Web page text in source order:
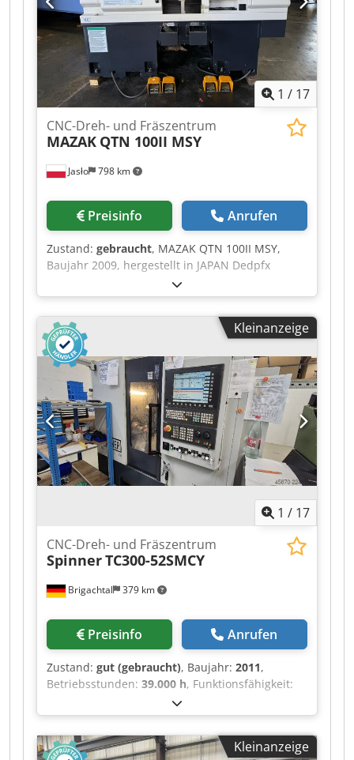
korrigiert/eingestellt Maschinen unter Strom zu
besichtigen – bzw. Video verfügbar Lieferzeit ca.
4 Wochen ab Bestellung
1 / 17
Jasło 798 km
CNC-Dreh- und Fräszentrum
MAZAK QTN 100II MSY
Preisinfo Anrufen
Zustand: gebraucht, MAZAK QTN 100II MSY,
Baujahr 2009, hergestellt in JAPAN Dedpfx
Aiszrkztj Tjkr Maximaler Drehdurchmesser: 280
mm Spindel, maximal 6000 U/min 2 Stück
Hainbuch-Spannfuttersysteme
Spindeldurchgang: 45 mm Werkzeugkopf für 12
Werkzeuge Gegenspindel, maximal 6000 U/min
Werkzeugmesssonde Teilefänger
Schnittstellensystem für Stangenladevorrichtung
Achsenbewegungen: X-185 mm Y-100 (+/- 50)
mm Z-455 mm W-460 mm Im Lieferumfang
enthalten: - 8 Standardspannfutter - 4
angetriebene Spannfutter (2/2) - Dokumentation
- Späneförderer
Kleinanzeige
1 / 17
Brigachtal 379 km
CNC-Dreh- und Fräszentrum
SpinnerTC300-52SMCY
Preisinfo Anrufen
Zustand: gut (gebraucht), Baujahr: 2011,
Betriebsstunden: 39.000 h, Funktionsfähigkeit:
, Steuerung Siemens 840D,
52mm Spindeldurchlass, 12-fach-Revolver, VDI
30, Y-Achse, Gegenspindel, Werkzeugmessarm,
Späneförderer, Dkjdezrhwropfx Ai TsrKleinanzeige